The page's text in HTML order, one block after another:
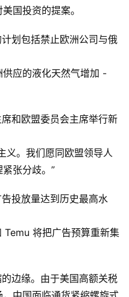
国投资的提案。
划包括禁止欧洲公司与俄
应的液化天然气增加 -
和欧盟委员会主席举行新
义。我们愿同欧盟领导人
张分歧。”
投放量达到历史最高水
Temu 将把广告预算重新集
边缘。由于美国高额关税